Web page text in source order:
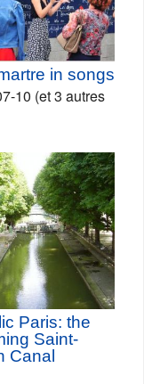
in songs
10 (et 3 autres
Paris: the
Saint-
Canal